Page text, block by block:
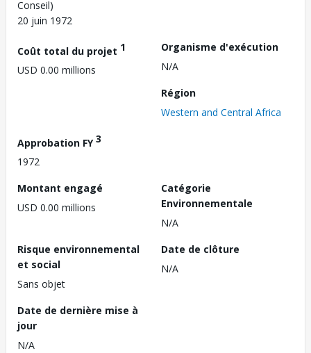
Conseil)
20 juin 1972
Coût total du projet 1
USD 0.00 millions
Organisme d'exécution
N/A
Région
Western and Central Africa
Approbation FY3
1972
Montant engagé
USD 0.00 millions
Catégorie
Environnementale
N/A
Risque environnemental
et social
Sans objet
Date de clôture
N/A
Date de dernière mise à
jour
N/A